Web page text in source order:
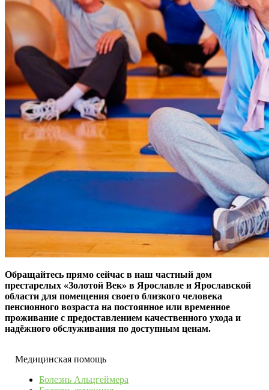
Обращайтесь прямо сейчас в наш частный дом
престарелых «Золотой Век» в Ярославле и Ярославской
области для помещения своего близкого человека
пенсионного возраста на постоянное или временное
проживание с предоставлением качественного ухода и
надёжного обслуживания по доступным ценам.
Медицинская помощь
Болезнь Альцгеймера